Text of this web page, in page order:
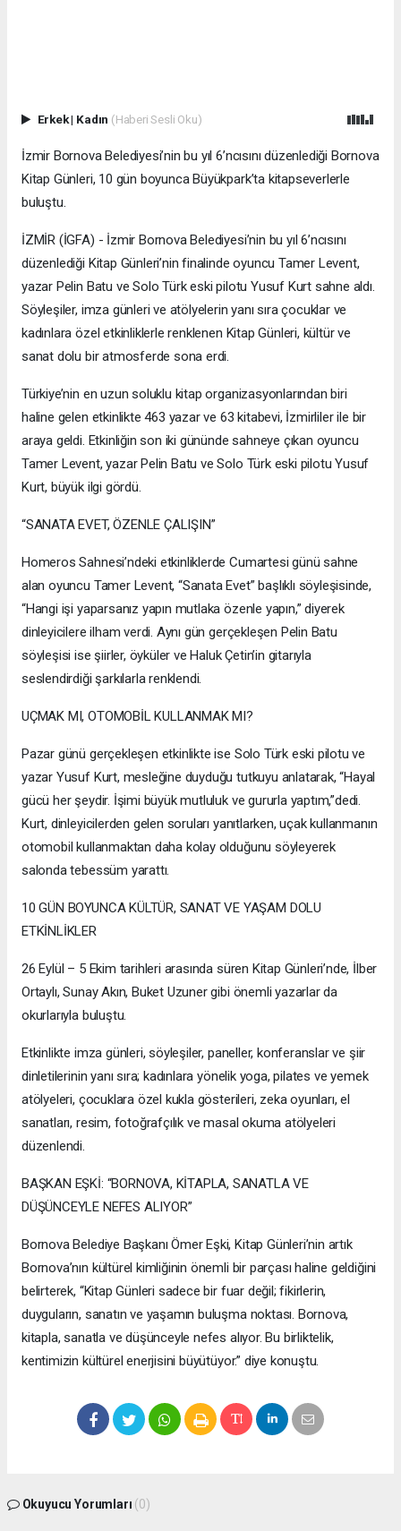
Erkek| Kadın (Haberi Sesli Oku)
İzmir Bornova Belediyesi’nin bu yıl 6’ncısını düzenlediği Bornova
Kitap Günleri, 10 gün boyunca Büyükpark’ta kitapseverlerle
buluştu.
İZMİR (İGFA) - İzmir Bornova Belediyesi’nin bu yıl 6’ncısını
düzenlediği Kitap Günleri’nin finalinde oyuncu Tamer Levent,
yazar Pelin Batu ve Solo Türk eski pilotu Yusuf Kurt sahne aldı.
Söyleşiler, imza günleri ve atölyelerin yanı sıra çocuklar ve
kadınlara özel etkinliklerle renklenen Kitap Günleri, kültür ve
sanat dolu bir atmosferde sona erdi.
Türkiye’nin en uzun soluklu kitap organizasyonlarından biri
haline gelen etkinlikte 463 yazar ve 63 kitabevi, İzmirliler ile bir
araya geldi. Etkinliğin son iki gününde sahneye çıkan oyuncu
Tamer Levent, yazar Pelin Batu ve Solo Türk eski pilotu Yusuf
Kurt, büyük ilgi gördü.
“SANATA EVET, ÖZENLE ÇALIŞIN”
Homeros Sahnesi’ndeki etkinliklerde Cumartesi günü sahne
alan oyuncu Tamer Levent, “Sanata Evet” başlıklı söyleşisinde,
“Hangi işi yaparsanız yapın mutlaka özenle yapın,” diyerek
dinleyicilere ilham verdi. Aynı gün gerçekleşen Pelin Batu
söyleşisi ise şiirler, öyküler ve Haluk Çetin’in gitarıyla
seslendirdiği şarkılarla renklendi.
UÇMAK MI, OTOMOBİL KULLANMAK MI?
Pazar günü gerçekleşen etkinlikte ise Solo Türk eski pilotu ve
yazar Yusuf Kurt, mesleğine duyduğu tutkuyu anlatarak, “Hayal
gücü her şeydir. İşimi büyük mutluluk ve gururla yaptım,”dedi.
Kurt, dinleyicilerden gelen soruları yanıtlarken, uçak kullanmanın
otomobil kullanmaktan daha kolay olduğunu söyleyerek
salonda tebessüm yarattı.
10 GÜN BOYUNCA KÜLTÜR, SANAT VE YAŞAM DOLU
ETKİNLİKLER
26 Eylül – 5 Ekim tarihleri arasında süren Kitap Günleri’nde, İlber
Ortaylı, Sunay Akın, Buket Uzuner gibi önemli yazarlar da
okurlarıyla buluştu.
Etkinlikte imza günleri, söyleşiler, paneller, konferanslar ve şiir
dinletilerinin yanı sıra; kadınlara yönelik yoga, pilates ve yemek
atölyeleri, çocuklara özel kukla gösterileri, zeka oyunları, el
sanatları, resim, fotoğrafçılık ve masal okuma atölyeleri
düzenlendi.
BAŞKAN EŞKİ: “BORNOVA, KİTAPLA, SANATLA VE
DÜŞÜNCEYLE NEFES ALIYOR”
Bornova Belediye Başkanı Ömer Eşki, Kitap Günleri’nin artık
Bornova’nın kültürel kimliğinin önemli bir parçası haline geldiğini
belirterek, “Kitap Günleri sadece bir fuar değil; fikirlerin,
duyguların, sanatın ve yaşamın buluşma noktası. Bornova,
kitapla, sanatla ve düşünceyle nefes alıyor. Bu birliktelik,
kentimizin kültürel enerjisini büyütüyor.” diye konuştu.
Okuyucu Yorumları (0)